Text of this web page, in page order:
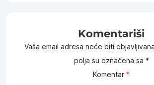
Komentariši
Vaša email adresa neće biti
polja su označena sa *
Komentar *